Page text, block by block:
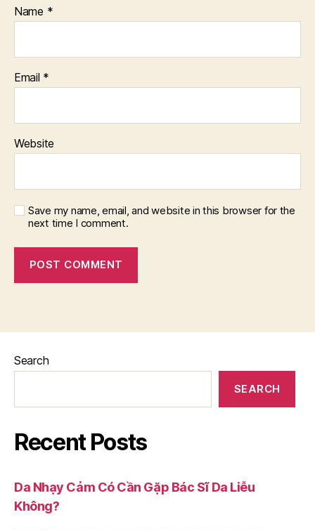
Name *
Email *
Website
Save my name, email, and website in this browser for the
next time I comment.
Search
SEARCH
Recent Posts
Da Nhạy Cảm Có Cần Gặp Bác Sĩ Da Liễu
Không?